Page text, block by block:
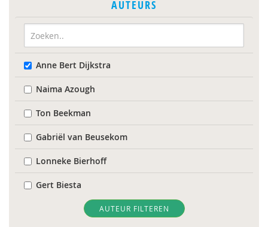
AUTEURS
Anne Bert Dijkstra
Naima Azough
Ton Beekman
Gabriël van Beusekom
Lonneke Bierhoff
Gert Biesta
I. Van der Bij AUTEUR FILTEREN